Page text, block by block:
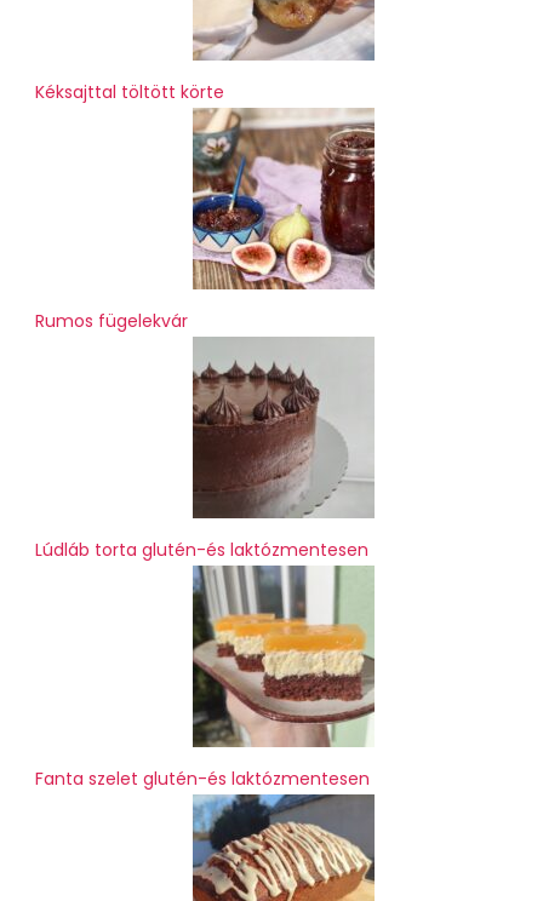
Kéksajttal töltött körte
Rumos fügelekvár
Lúdláb torta glutén-és laktózmentesen
Fanta szelet glutén-és laktózmentesen